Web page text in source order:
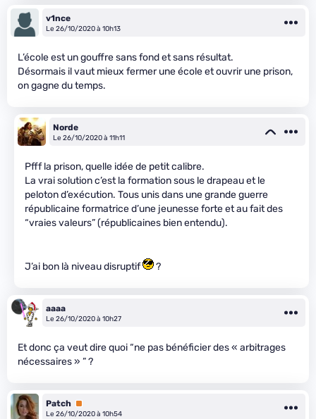
v1nce
Le 26/10/2020 à 10h13
L’école est un gouffre sans fond et sans résultat.
Désormais il vaut mieux fermer une école et ouvrir une prison,
on gagne du temps.
Norde
Le 26/10/2020 à 11h11
Pfff la prison, quelle idée de petit calibre.
La vrai solution c’est la formation sous le drapeau et le
peloton d’exécution. Tous unis dans une grande guerre
républicaine formatrice d’une jeunesse forte et au fait des
“vraies valeurs” (républicaines bien entendu).
J’ai bon là niveau disruptif ?
aaaa
Le 26/10/2020 à 10h27
Et donc ça veut dire quoi “ne pas bénéficier des « arbitrages
nécessaires » ” ?
Patch Premium
Le 26/10/2020 à 10h54